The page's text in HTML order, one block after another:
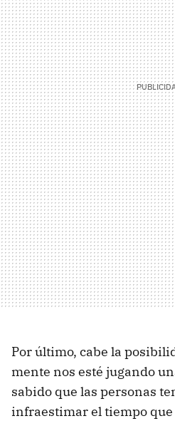
Por último, cabe la
mente nos esté jugando
sabido que las personas
infraestimar el tiempo